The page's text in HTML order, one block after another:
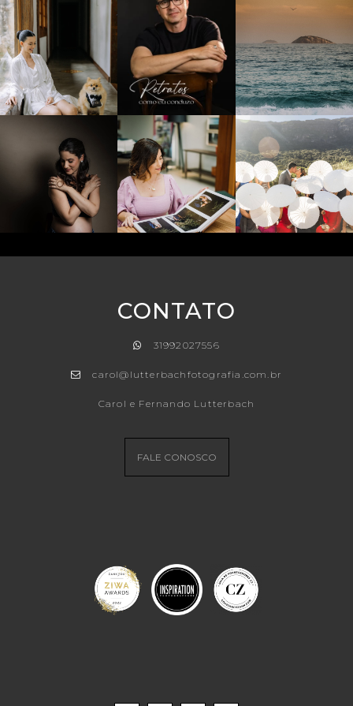
CONTATO
31992027556
carol@lutterbachfotografia.com.br
Carol e Fernando Lutterbach
FALE CONOSCO